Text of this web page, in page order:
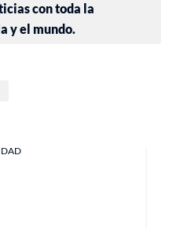
con toda la
y el mundo.